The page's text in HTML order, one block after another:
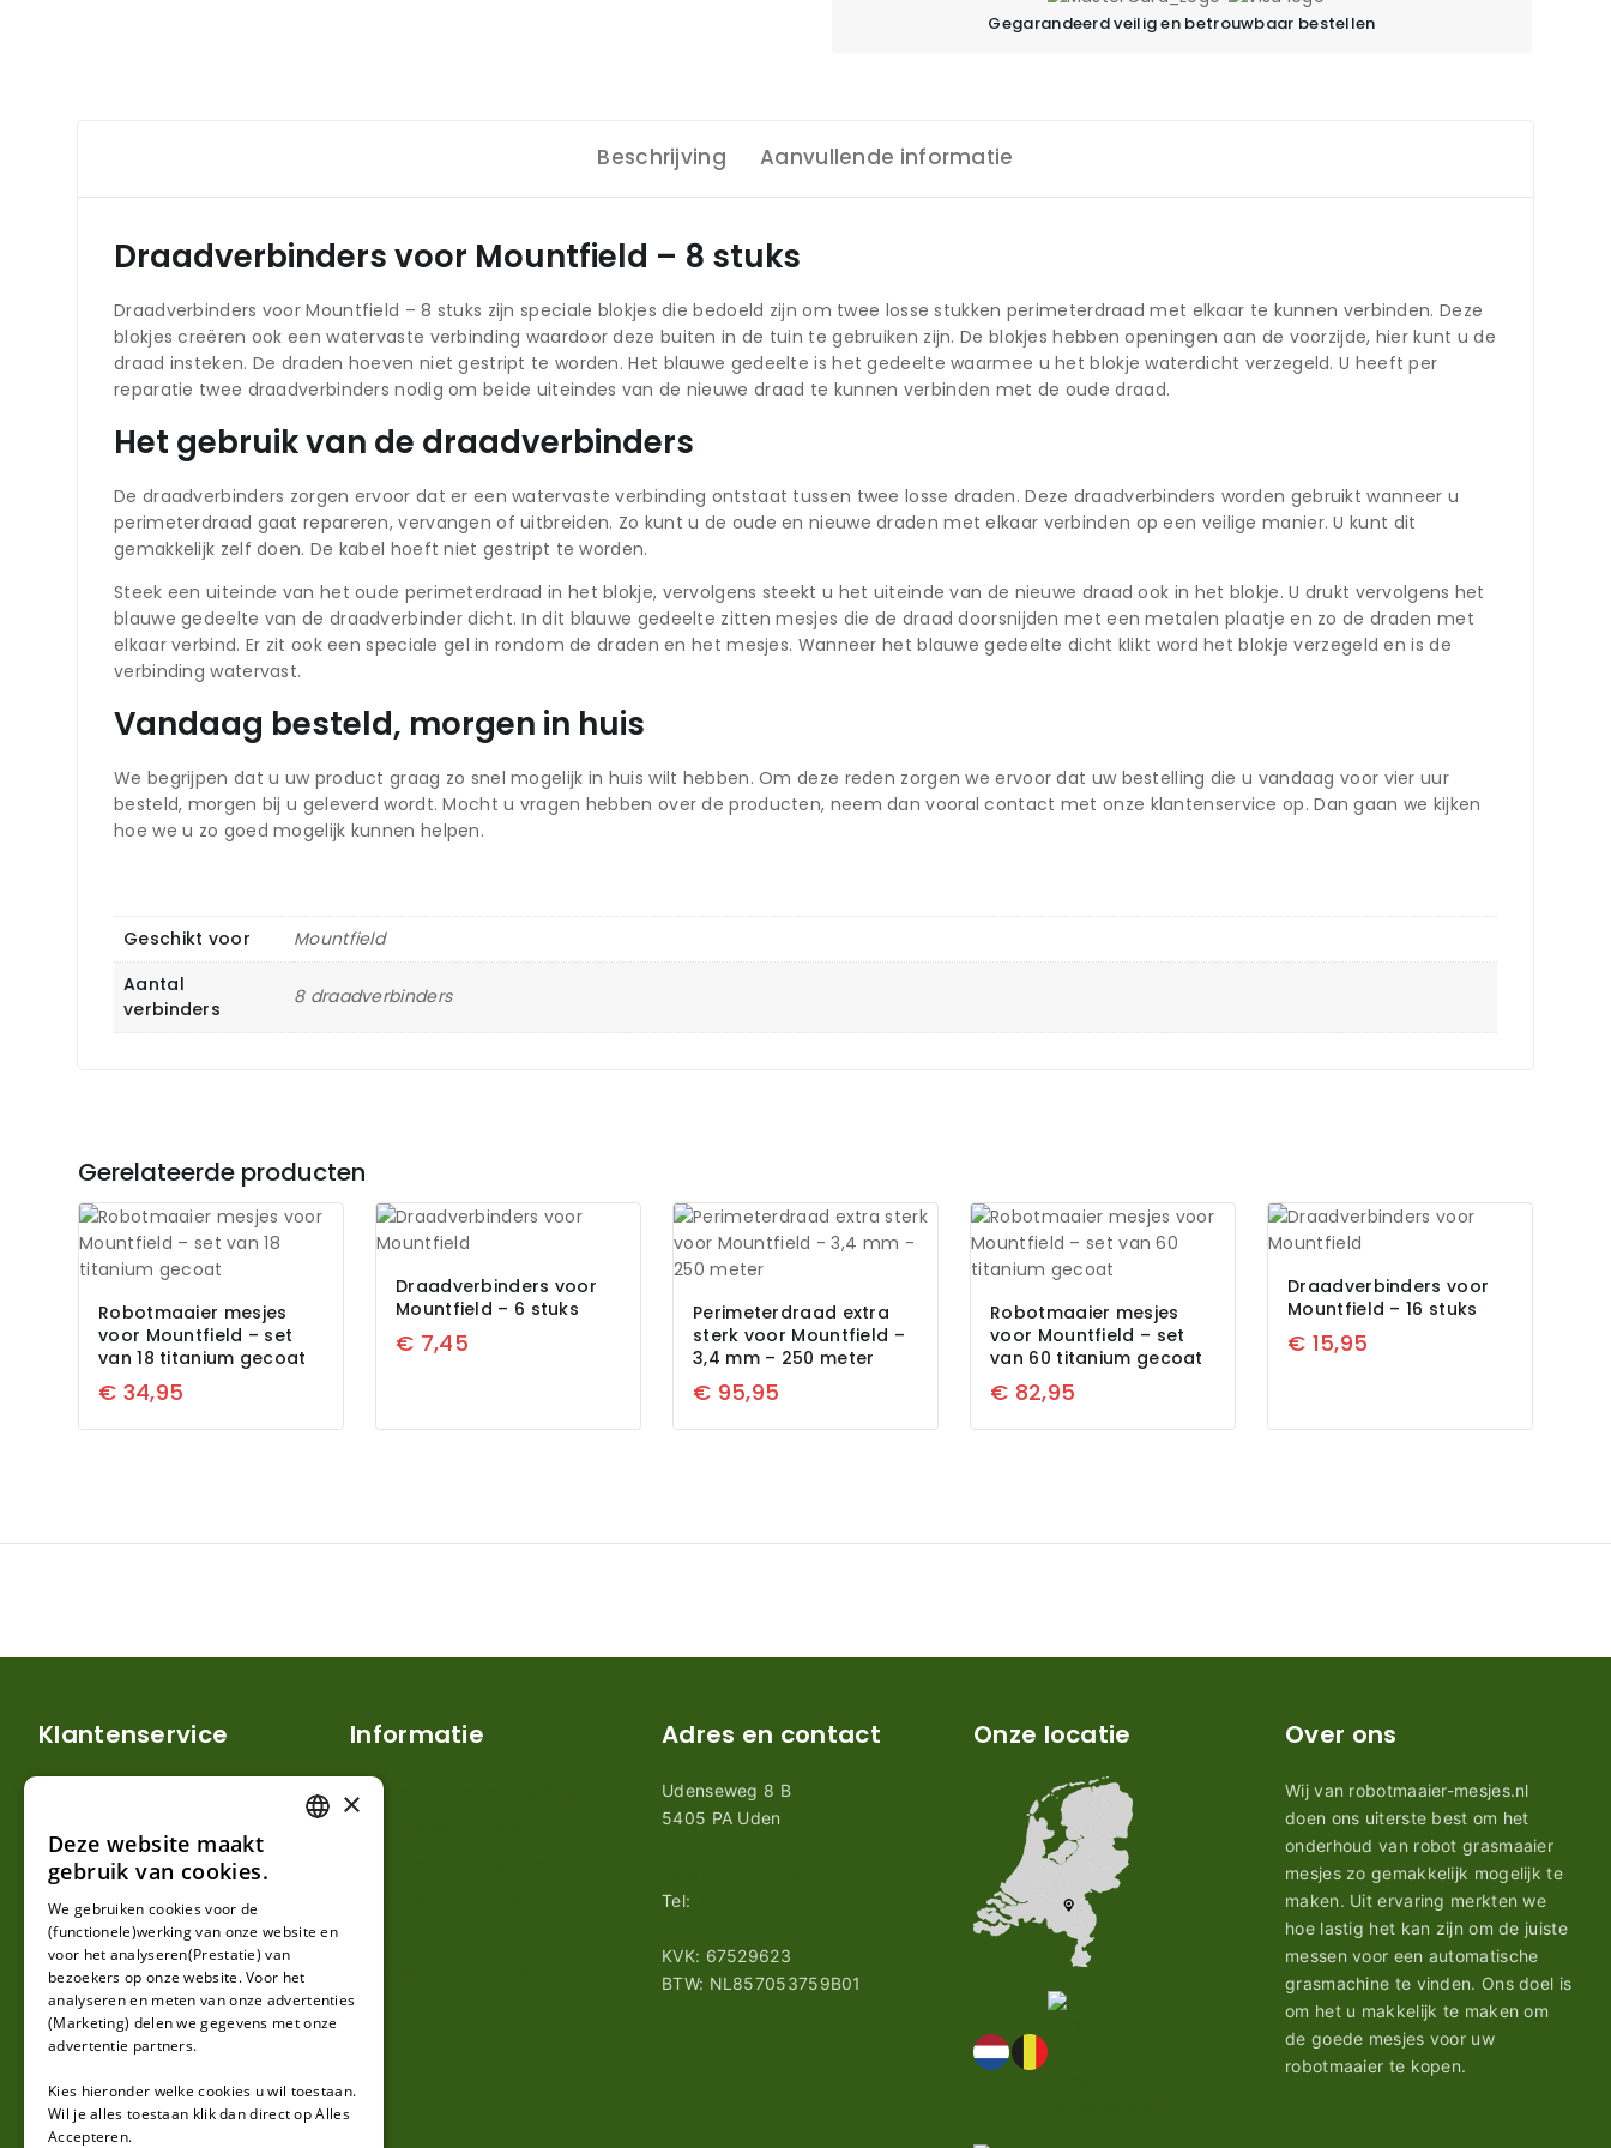
Gegarandeerd veilig en betrouwbaar bestellen
Beschrijving Aanvullende informatie
Draadverbinders voor Mountfield – 8 stuks
Draadverbinders voor Mountfield – 8 stuks zijn speciale blokjes die bedoeld zijn om twee losse stukken perimeterdraad met elkaar te kunnen verbinden. Deze
blokjes creëren ook een watervaste verbinding waardoor deze buiten in de tuin te gebruiken zijn. De blokjes hebben openingen aan de voorzijde, hier kunt u de
draad insteken. De draden hoeven niet gestript te worden. Het blauwe gedeelte is het gedeelte waarmee u het blokje waterdicht verzegeld. U heeft per
reparatie twee draadverbinders nodig om beide uiteindes van de nieuwe draad te kunnen verbinden met de oude draad.
Het gebruik van de draadverbinders
De draadverbinders zorgen ervoor dat er een watervaste verbinding ontstaat tussen twee losse draden. Deze draadverbinders worden gebruikt wanneer u
perimeterdraad gaat repareren, vervangen of uitbreiden. Zo kunt u de oude en nieuwe draden met elkaar verbinden op een veilige manier. U kunt dit
gemakkelijk zelf doen. De kabel hoeft niet gestript te worden.
Steek een uiteinde van het oude perimeterdraad in het blokje, vervolgens steekt u het uiteinde van de nieuwe draad ook in het blokje. U drukt vervolgens het
blauwe gedeelte van de draadverbinder dicht. In dit blauwe gedeelte zitten mesjes die de draad doorsnijden met een metalen plaatje en zo de draden met
elkaar verbind. Er zit ook een speciale gel in rondom de draden en het mesjes. Wanneer het blauwe gedeelte dicht klikt word het blokje verzegeld en is de
verbinding watervast.
Vandaag besteld, morgen in huis
We begrijpen dat u uw product graag zo snel mogelijk in huis wilt hebben. Om deze reden zorgen we ervoor dat uw bestelling die u vandaag voor vier uur
besteld, morgen bij u geleverd wordt. Mocht u vragen hebben over de producten, neem dan vooral contact met onze klantenservice op. Dan gaan we kijken
hoe we u zo goed mogelijk kunnen helpen.
Geschikt voor
Mountfield
Aantal
verbinders
8 draadverbinders
Gerelateerde producten
Robotmaaier mesjes
voor Mountfield – set
van 18 titanium gecoat
€ 34,95
Draadverbinders voor
Mountfield – 6 stuks
€ 7,45
Perimeterdraad extra
sterk voor Mountfield –
3,4 mm – 250 meter
€ 95,95
Robotmaaier mesjes
voor Mountfield – set
van 60 titanium gecoat
€ 82,95
Draadverbinders voor
Mountfield – 16 stuks
€ 15,95
Klantenservice
Contact
Over ons
Informatie
Verzendkosten en levertijden
Adres en contact
Udenseweg 8 B
5405 PA Uden
Tel:
KVK: 67529623
BTW: NL857053759B01
Onze locatie Over ons
Wij van robotmaaier-mesjes.nl
doen ons uiterste best om het
onderhoud van robot grasmaaier
mesjes zo gemakkelijk mogelijk te
maken. Uit ervaring merkten we
hoe lastig het kan zijn om de juiste
messen voor een automatische
grasmachine te vinden. Ons doel is
om het u makkelijk te maken om
de goede mesjes voor uw
robotmaaier te kopen.
GERMAN
×
Deze website maakt
gebruik van cookies.
We gebruiken cookies voor de
(functionele)werking van onze website en
voor het analyseren(Prestatie) van
bezoekers op onze website. Voor het
analyseren en meten van onze advertenties
(Marketing) delen we gegevens met onze
advertentie partners.
Kies hieronder welke cookies u wil toestaan.
Wil je alles toestaan klik dan direct op Alles
Accepteren.